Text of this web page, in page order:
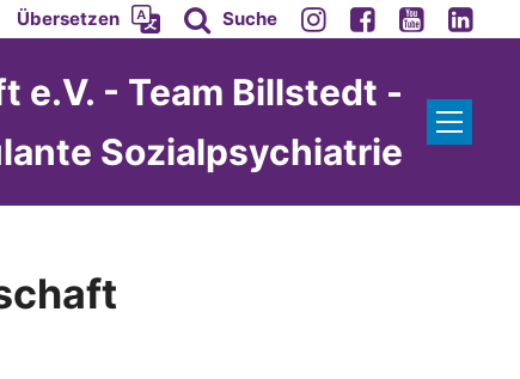
Übersetzen Suche
e.V. - Team Billstedt -
Sozialpsychiatrie